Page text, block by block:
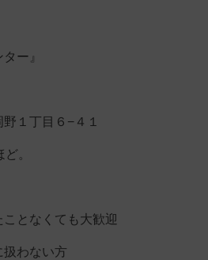
ー』
１丁目６−４１
。
となくても大歓迎
わない方